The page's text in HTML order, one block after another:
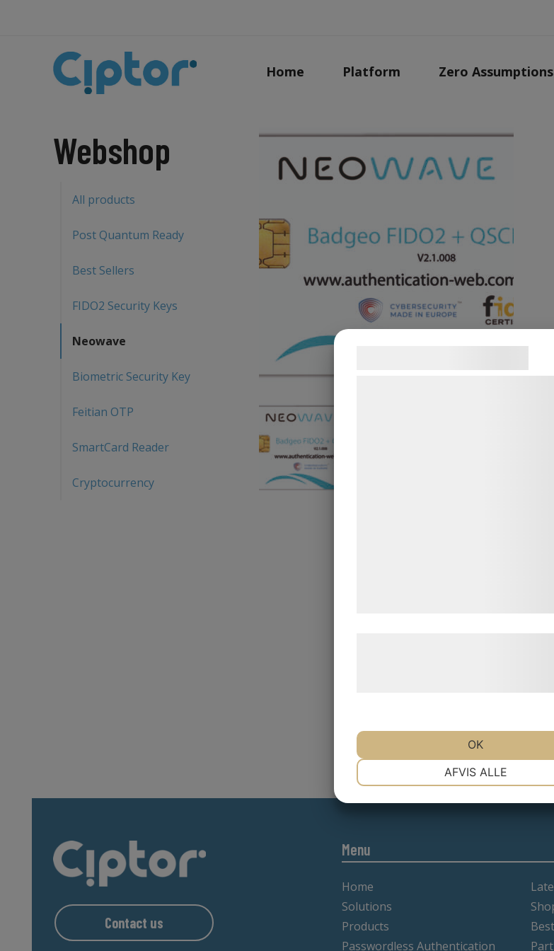
Home Platform Zero Assumptions
Webshop
All products
Post Quantum Ready
Best Sellers
FIDO2 Security Keys
Neowave
Biometric Security Key
Feitian OTP
SmartCard Reader
Cryptocurrency
Contact us
Menu
Home
Solutions
Products
Passwordless Authentication
AFVIS ALLE
OK